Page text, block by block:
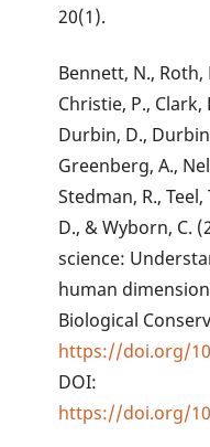
20(1).
Bennett, N., Roth,
Christie, P., Clark,
Durbin, D.,
Greenberg, A.,
Stedman, R.,
D., & Wyborn, C.
science:
human
Biological
https://doi.org/
DOI:
https://doi.org/